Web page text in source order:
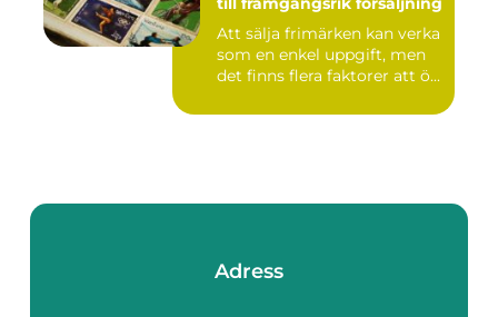
Att sälja frimärken kan verka
som en enkel uppgift, men
det finns flera faktorer att ö...
Adress